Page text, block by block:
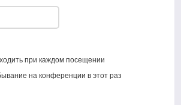
при каждом посещении
на конференции в этот раз